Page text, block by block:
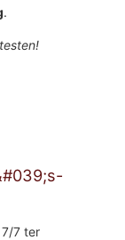
.
7/7 ter